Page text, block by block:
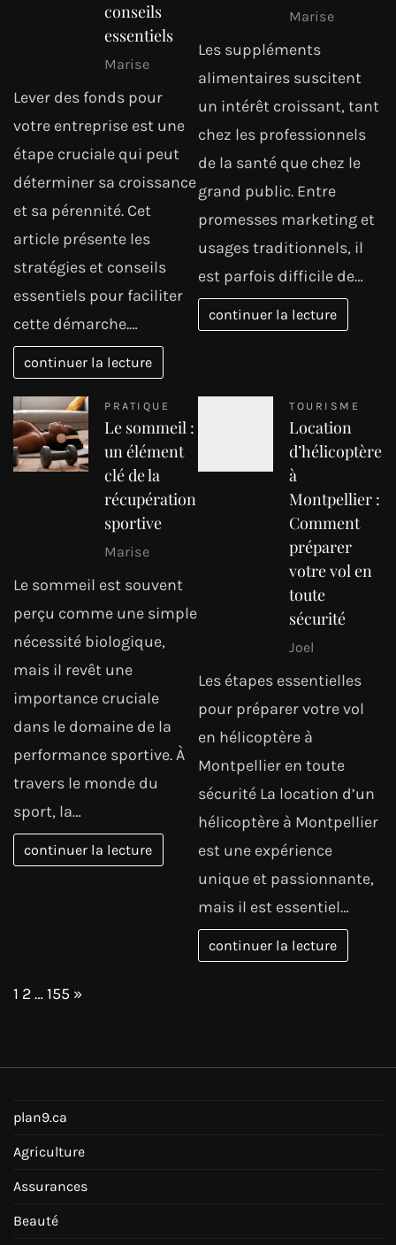
conseils
essentiels
Marise
Lever des fonds pour
votre entreprise est une
étape cruciale qui peut
déterminer sa croissance
et sa pérennité. Cet
article présente les
stratégies et conseils
essentiels pour faciliter
cette démarche.…
continuer la lecture
Marise
Les suppléments
alimentaires suscitent
un intérêt croissant, tant
chez les professionnels
de la santé que chez le
grand public. Entre
promesses marketing et
usages traditionnels, il
est parfois difficile de…
continuer la lecture
PRATIQUE
Le sommeil :
un élément
clé de la
récupération
sportive
Marise
Le sommeil est souvent
perçu comme une simple
nécessité biologique,
mais il revêt une
importance cruciale
dans le domaine de la
performance sportive. À
travers le monde du
sport, la…
continuer la lecture
TOURISME
Location
d’hélicoptère
à
Montpellier :
Comment
préparer
votre vol en
toute
sécurité
Joel
Les étapes essentielles
pour préparer votre vol
en hélicoptère à
Montpellier en toute
sécurité La location d’un
hélicoptère à Montpellier
est une expérience
unique et passionnante,
mais il est essentiel…
continuer la lecture
Page:
1 2…155 Next
»
plan9.ca
Agriculture
Assurances
Beauté